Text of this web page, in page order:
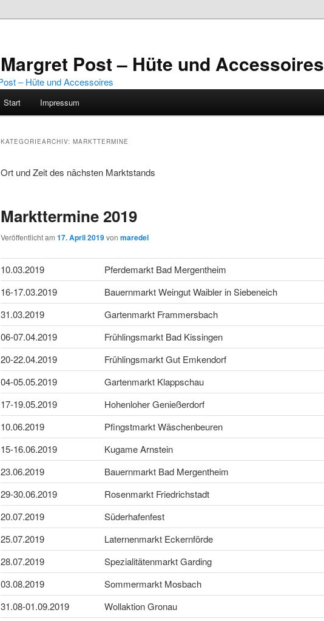
Margret Post – Hüte und Accessoires
Start Impressum
KATEGORIEARCHIV: MARKTTERMINE
Ort und Zeit des nächsten Marktstands
Markttermine 2019
Veröffentlicht am 17. April 2019von maredel
10.03.2019
Pferdemarkt Bad Mergentheim
16-17.03.2019
Bauernmarkt Weingut Waibler in Siebeneich
31.03.2019
Gartenmarkt Frammersbach
06-07.04.2019
Frühlingsmarkt Bad Kissingen
20-22.04.2019
Frühlingsmarkt Gut Emkendorf
04-05.05.2019
Gartenmarkt Klappschau
17-19.05.2019
Hohenloher Genießerdorf
10.06.2019
Pfingstmarkt Wäschenbeuren
15-16.06.2019
Kugame Arnstein
23.06.2019
Bauernmarkt Bad Mergentheim
29-30.06.2019
Rosenmarkt Friedrichstadt
20.07.2019
Süderhafenfest
25.07.2019
Laternenmarkt Eckernförde
28.07.2019
Spezialitätenmarkt Garding
03.08.2019
Sommermarkt Mosbach
31.08-01.09.2019
Wollaktion Gronau